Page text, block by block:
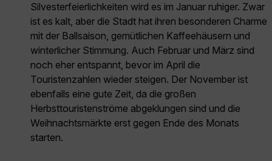
Silvesterfeierlichkeiten wird es im Januar ruhiger. Zwar
ist es kalt, aber die Stadt hat ihren besonderen Charme
mit der Ballsaison, gemütlichen Kaffeehäusern und
winterlicher Stimmung. Auch Februar und März sind
noch eher entspannt, bevor im April die
Touristenzahlen wieder steigen. Der November ist
ebenfalls eine gute Zeit, da die großen
Herbsttouristenströme abgeklungen sind und die
Weihnachtsmärkte erst gegen Ende des Monats
starten.